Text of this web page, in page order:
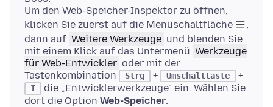
Um den Web-Speicher-Inspektor zu öffnen,
klicken Sie zuerst auf die Menüschaltfläche
,
dann auf Weitere Werkzeuge und blenden Sie
mit einem Klick auf das Untermenü Werkzeuge
für Web-Entwickler oder mit der
Tastenkombination
Strg + Umschalttaste +
I
die „Entwicklerwerkzeuge" ein. Wählen Sie
dort die Option Web-Speicher.